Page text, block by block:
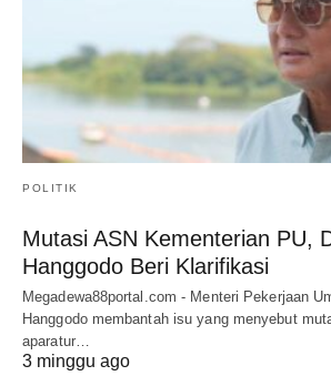
POLITIK
Mutasi ASN Kementerian PU,
Hanggodo Beri Klarifikasi
Megadewa88portal.com - Menteri Pekerjaan
Hanggodo membantah isu yang menyebut
aparatur…
3 minggu ago